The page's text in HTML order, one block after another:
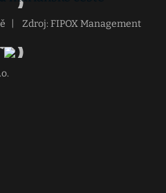
Zdroj: FIPOX Management